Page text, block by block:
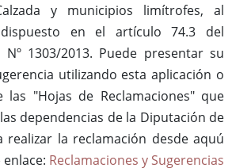
y municipios limítrofes, al
en el artículo 74.3 del
Nº 1303/2013. Puede presentar su
utilizando esta aplicación o
"Hojas de Reclamaciones" que
dependencias de la Diputación de
realizar la reclamación desde aquú
Reclamaciones y Sugerencias